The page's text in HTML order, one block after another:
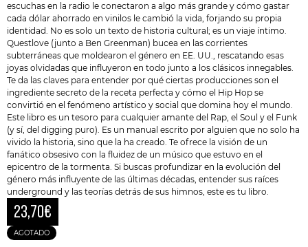
escuchas en la radio le conectaron a algo más grande y cómo gastar
cada dólar ahorrado en vinilos le cambió la vida, forjando su propia
identidad. No es solo un texto de historia cultural; es un viaje íntimo.
Questlove (junto a Ben Greenman) bucea en las corrientes
subterráneas que moldearon el género en EE. UU., rescatando esas
joyas olvidadas que influyeron en todo junto a los clásicos innegables.
Te da las claves para entender por qué ciertas producciones son el
ingrediente secreto de la receta perfecta y cómo el Hip Hop se
convirtió en el fenómeno artístico y social que domina hoy el mundo.
Este libro es un tesoro para cualquier amante del Rap, el Soul y el Funk
(y sí, del digging puro). Es un manual escrito por alguien que no solo ha
vivido la historia, sino que la ha creado. Te ofrece la visión de un
fanático obsesivo con la fluidez de un músico que estuvo en el
epicentro de la tormenta. Si buscas profundizar en la evolución del
género más influyente de las últimas décadas, entender sus raíces
underground y las teorías detrás de sus himnos, este es tu libro.
23,70€
AGOTADO